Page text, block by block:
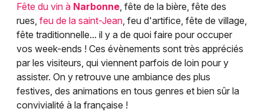
Fête du vin à Narbonne, fête de la bière, fête des
rues, feu de la saint-Jean, feu d'artifice, fête de village,
fête traditionnelle... il y a de quoi faire pour occuper
vos week-ends ! Ces évènements sont très appréciés
par les visiteurs, qui viennent parfois de loin pour y
assister. On y retrouve une ambiance des plus
festives, des animations en tous genres et bien sûr la
convivialité à la française !